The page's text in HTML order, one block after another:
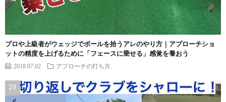
プロや上級者がウェッジでボールを拾うアレのやり方｜アプローチショ
ットの精度を上げるために「フェースに乗せる」感覚を養おう
2018.07.02 アプローチの打ち方